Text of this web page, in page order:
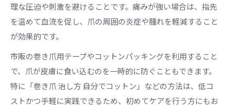
巻き爪にコットンを使うセルフケアのコツ
巻き爪ケアに役立つ市販品の使い方と選び方
巻き爪の治し方 コットン活用法のポイント
巻き爪矯正に市販グッズを上手に使う方法
巻き爪治し方を知恵袋で学ぶポイントとは
理な圧迫や刺激を避けることです。痛みが強い場合は、指先
を温めて血流を促し、爪の周囲の炎症や腫れを軽減すること
が効果的です。
市販の巻き爪用テープやコットンパッキングを利用すること
で、爪が皮膚に食い込むのを一時的に防ぐこともできます。
特に「巻き爪 治し方 自分でコットン」などの方法は、低コ
ストかつ手軽に実践できるため、初めてケアを行う方にもお